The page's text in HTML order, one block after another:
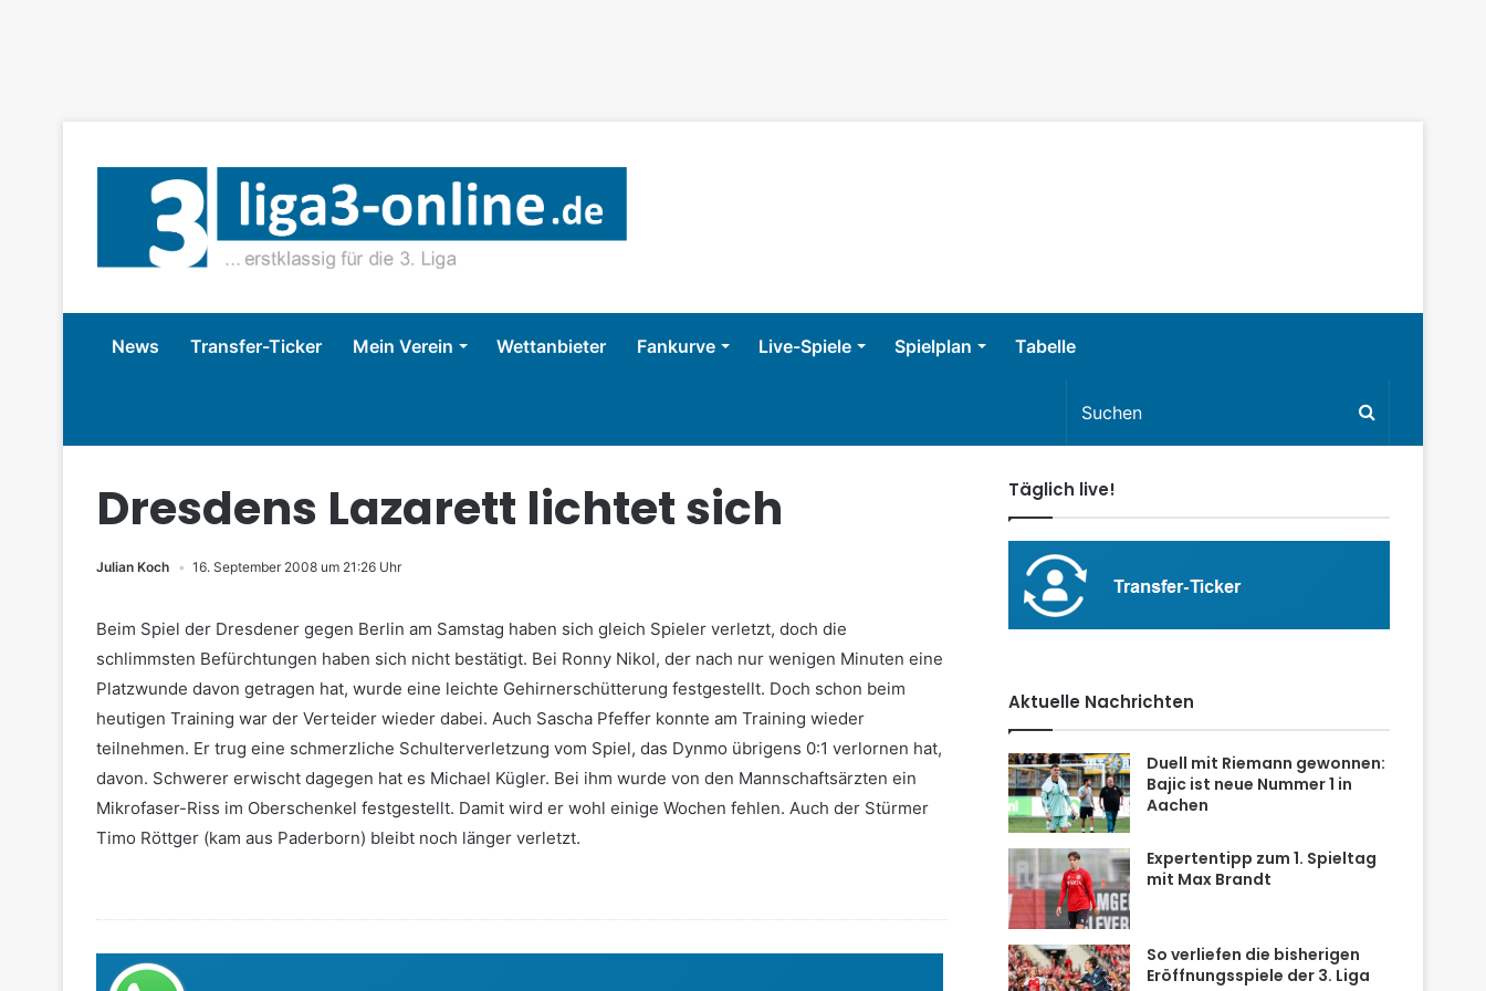
News Transfer-Ticker Mein Verein Wettanbieter Fankurve Live-Spiele Spielplan Tabelle
Dresdens Lazarett lichtet sich
Julian Koch 16. September 2008 um 21:26 Uhr
Beim Spiel der Dresdener gegen Berlin am Samstag haben sich gleich Spieler verletzt, doch die
schlimmsten Befürchtungen haben sich nicht bestätigt. Bei Ronny Nikol, der nach nur wenigen Minuten eine
Platzwunde davon getragen hat, wurde eine leichte Gehirnerschütterung festgestellt. Doch schon beim
heutigen Training war der Verteider wieder dabei. Auch Sascha Pfeffer konnte am Training wieder
teilnehmen. Er trug eine schmerzliche Schulterverletzung vom Spiel, das Dynmo übrigens 0:1 verlornen hat,
davon. Schwerer erwischt dagegen hat es Michael Kügler. Bei ihm wurde von den Mannschaftsärzten ein
Mikrofaser-Riss im Oberschenkel festgestellt. Damit wird er wohl einige Wochen fehlen. Auch der Stürmer
Timo Röttger (kam aus Paderborn) bleibt noch länger verletzt.
Täglich live!
Aktuelle Nachrichten
Duell mit Riemann gewonnen:
Bajic ist neue Nummer 1 in
Aachen
Expertentipp zum 1. Spieltag
mit Max Brandt
So verliefen die bisherigen
Eröffnungsspiele der 3. Liga